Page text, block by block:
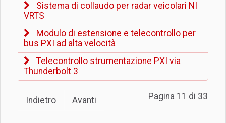
Sistema di collaudo per radar veicolari NI
VRTS
Modulo di estensione e telecontrollo per
bus PXI ad alta velocità
Telecontrollo strumentazione PXI via
Thunderbolt 3
Pagina 11 di 33
Indietro Avanti